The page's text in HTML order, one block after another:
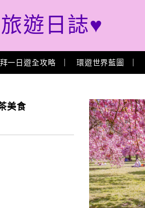
遊日誌♥
一日遊全攻略 環遊世界藍圖
美食
About